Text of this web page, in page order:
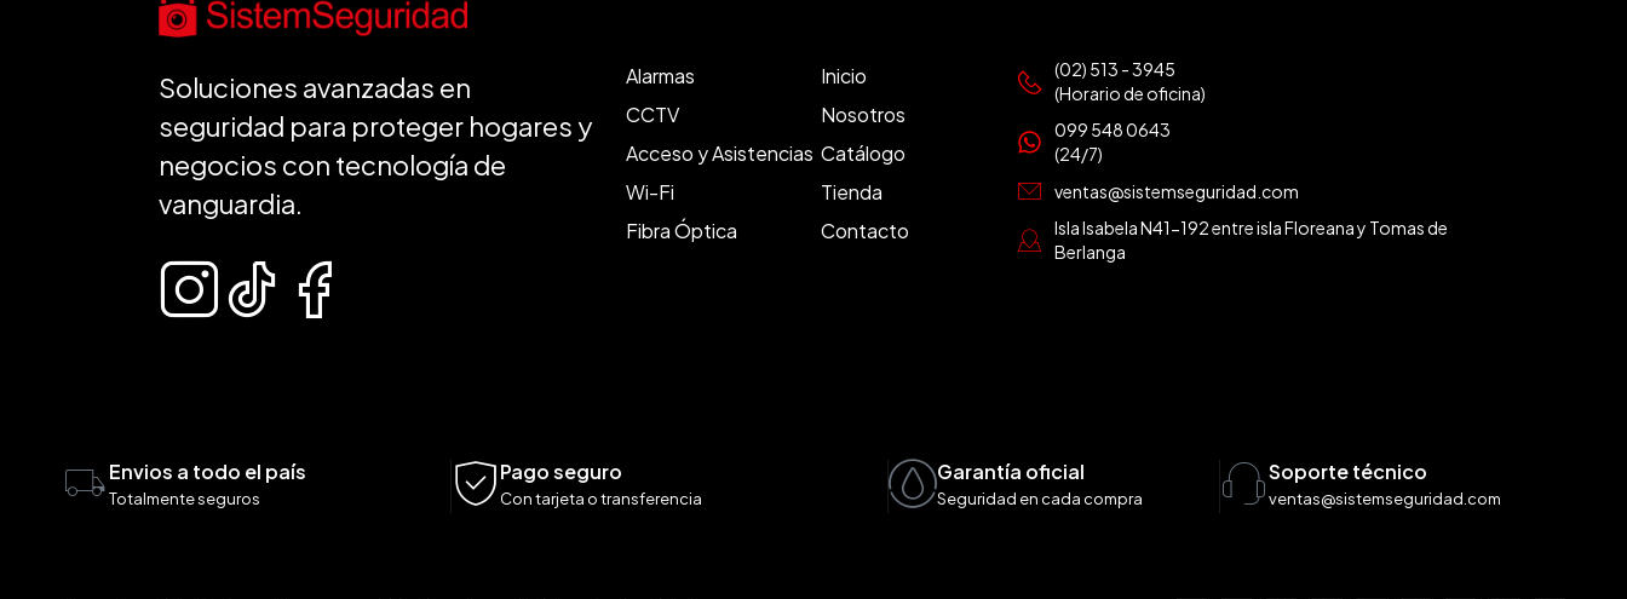
Soluciones avanzadas en
seguridad para proteger hogares y
negocios con tecnología de
vanguardia.
Alarmas
CCTV
Acceso y Asistencias
Wi-Fi
Fibra Óptica
Inicio
Nosotros
Catálogo
Tienda
Contacto
(02) 513 - 3945
(Horario de oficina)
099 548 0643
(24/7)
ventas@sistemseguridad.com
Isla Isabela N41-192 entre isla Floreana y Tomas de
Berlanga
Envios a todo el país
Totalmente seguros
Pago seguro
Con tarjeta o transferencia
Garantía oficial
Seguridad en cada compra
Soporte técnico
ventas@sistemseguridad.com